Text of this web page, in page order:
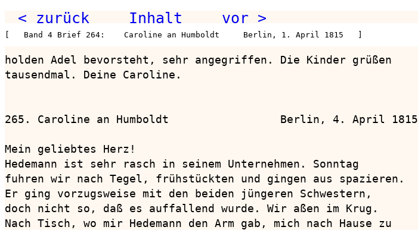
< zurück Inhalt vor >
[   Band 4 Brief 264:    Caroline an Humboldt     Berlin, 1. April 1815   ]
holden Adel bevorsteht, sehr angegriffen. Die Kinder grüßen
tausendmal. Deine Caroline.
265. Caroline an Humboldt                 Berlin, 4. April 1815
Mein geliebtes Herz!
Hedemann ist sehr rasch in seinem Unternehmen. Sonntag
fuhren wir nach Tegel, frühstückten und gingen aus spazieren.
Er ging vorzugsweise mit den beiden jüngeren Schwestern,
doch nicht so, daß es auffallend wurde. Wir aßen im Krug.
Nach Tisch, wo mir Hedemann den Arm gab, mich nach Hause zu